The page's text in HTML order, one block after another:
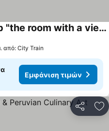
Hotel Pickwick and Pub "the room with a view"
από: City Train
Εμφάνιση τιμών